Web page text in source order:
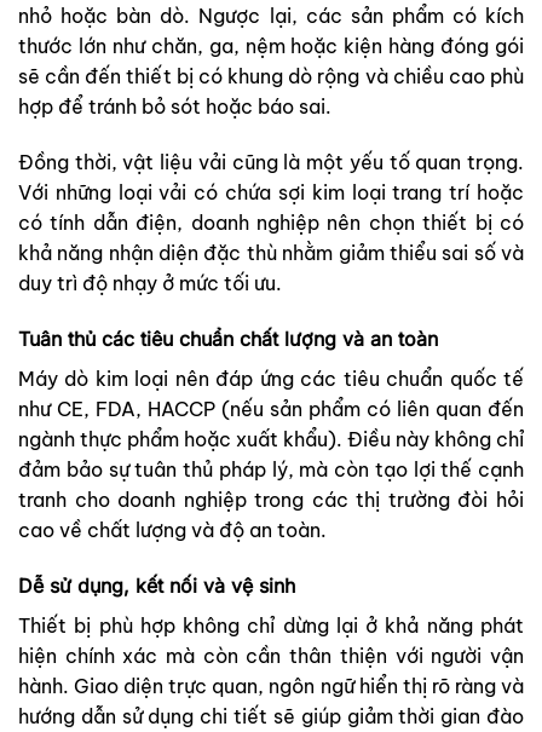
nhỏ hoặc bàn dò. Ngược lại, các sản phẩm có kích
thước lớn như chăn, ga, nệm hoặc kiện hàng đóng gói
sẽ cần đến thiết bị có khung dò rộng và chiều cao phù
hợp để tránh bỏ sót hoặc báo sai.
Đồng thời, vật liệu vải cũng là một yếu tố quan trọng.
Với những loại vải có chứa sợi kim loại trang trí hoặc
có tính dẫn điện, doanh nghiệp nên chọn thiết bị có
khả năng nhận diện đặc thù nhằm giảm thiểu sai số và
duy trì độ nhạy ở mức tối ưu.
Tuân thủ các tiêu chuẩn chất lượng và an toàn
Máy dò kim loại nên đáp ứng các tiêu chuẩn quốc tế
như CE, FDA, HACCP (nếu sản phẩm có liên quan đến
ngành thực phẩm hoặc xuất khẩu). Điều này không chỉ
đảm bảo sự tuân thủ pháp lý, mà còn tạo lợi thế cạnh
tranh cho doanh nghiệp trong các thị trường đòi hỏi
cao về chất lượng và độ an toàn.
Dễ sử dụng, kết nối và vệ sinh
Thiết bị phù hợp không chỉ dừng lại ở khả năng phát
hiện chính xác mà còn cần thân thiện với người vận
hành. Giao diện trực quan, ngôn ngữ hiển thị rõ ràng và
hướng dẫn sử dụng chi tiết sẽ giúp giảm thời gian đào